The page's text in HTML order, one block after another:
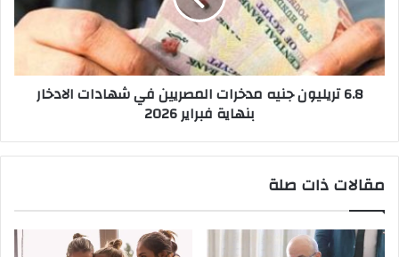
في
شهادات
الادخار
بنهاية
فبراير
6.8 تريليون جنيه مدخرات المصريين في شهادات الادخار
بنهاية فبراير 2026
مقالات ذات صلة